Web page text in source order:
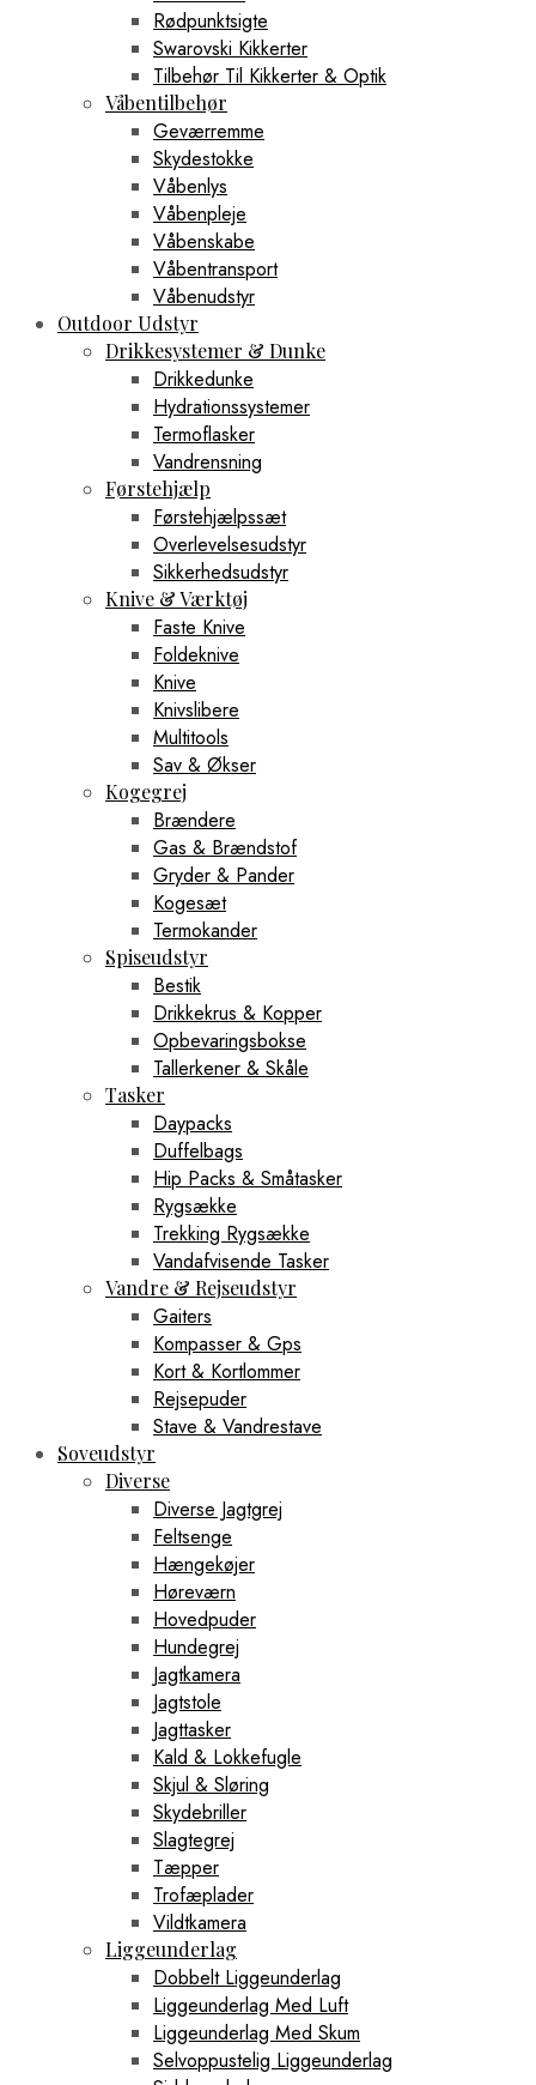
Rødpunktsigte
Swarovski Kikkerter
Tilbehør Til Kikkerter & Optik
Våbentilbehør
Geværremme
Skydestokke
Våbenlys
Våbenpleje
Våbenskabe
Våbentransport
Våbenudstyr
Outdoor Udstyr
Drikkesystemer & Dunke
Drikkedunke
Hydrationssystemer
Termoflasker
Vandrensning
Førstehjælp
Førstehjælpssæt
Overlevelsesudstyr
Sikkerhedsudstyr
Knive & Værktøj
Faste Knive
Foldeknive
Knive
Knivslibere
Multitools
Sav & Økser
Kogegrej
Brændere
Gas & Brændstof
Gryder & Pander
Kogesæt
Termokander
Spiseudstyr
Bestik
Drikkekrus & Kopper
Opbevaringsbokse
Tallerkener & Skåle
Tasker
Daypacks
Duffelbags
Hip Packs & Småtasker
Rygsække
Trekking Rygsække
Vandafvisende Tasker
Vandre & Rejseudstyr
Gaiters
Kompasser & Gps
Kort & Kortlommer
Rejsepuder
Stave & Vandrestave
Soveudstyr
Diverse
Diverse Jagtgrej
Feltsenge
Hængekøjer
Høreværn
Hovedpuder
Hundegrej
Jagtkamera
Jagtstole
Jagttasker
Kald & Lokkefugle
Skjul & Sløring
Skydebriller
Slagtegrej
Tæpper
Trofæplader
Vildtkamera
Liggeunderlag
Dobbelt Liggeunderlag
Liggeunderlag Med Luft
Liggeunderlag Med Skum
Selvoppustelig Liggeunderlag